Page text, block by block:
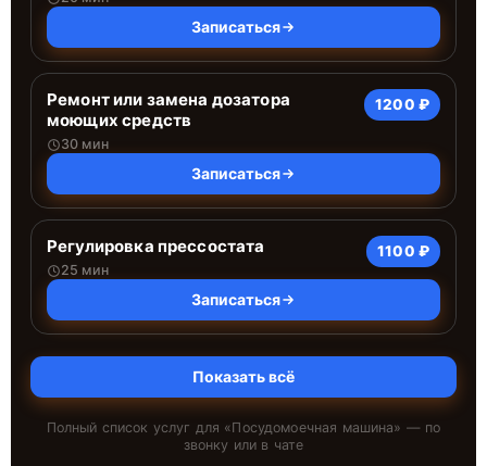
Записаться
Ремонт или замена дозатора
моющих средств
30 мин
1200 ₽
Записаться
Регулировка прессостата
25 мин
1100 ₽
Записаться
Показать всё
Полный список услуг для «Посудомоечная машина» — по
звонку или в чате